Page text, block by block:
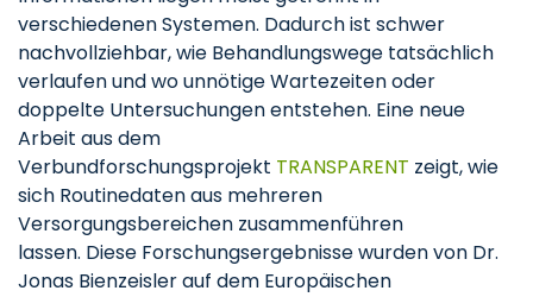
verschiedenen Systemen. Dadurch ist schwer
nachvollziehbar, wie Behandlungswege tatsächlich
verlaufen und wo unnötige Wartezeiten oder
doppelte Untersuchungen entstehen. Eine neue
Arbeit aus dem
Verbundforschungsprojekt TRANSPARENT zeigt, wie
sich Routinedaten aus mehreren
Versorgungsbereichen zusammenführen
lassen. Diese Forschungsergebnisse wurden von Dr.
Jonas Bienzeisler auf dem Europäischen